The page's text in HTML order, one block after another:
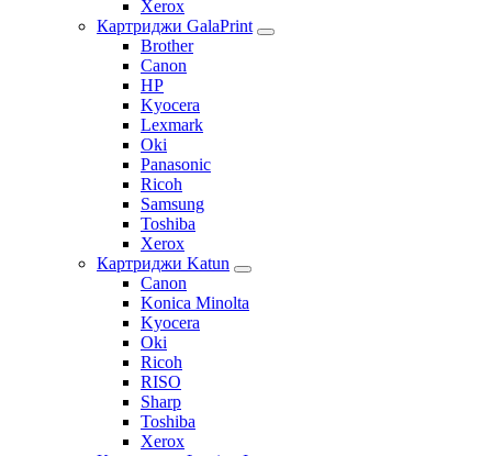
Xerox
Картриджи GalaPrint
Brother
Canon
HP
Kyocera
Lexmark
Oki
Panasonic
Ricoh
Samsung
Toshiba
Xerox
Картриджи Katun
Canon
Konica Minolta
Kyocera
Oki
Ricoh
RISO
Sharp
Toshiba
Xerox